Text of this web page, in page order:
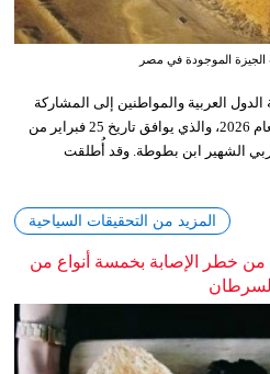
الجيزة الموجودة في مصر
العربية والمواطنين إلى المشاركة
في الاحتفال بيوم السياحة العربي لعام 2026، والذي يوافق تاريخ 25 فبراير من
الشهير ابن بطوطة. وقد أُطلقت
المزيد من التحقيقات السياحية
من خطر الإصابة بخمسة أنواع من
السرطان